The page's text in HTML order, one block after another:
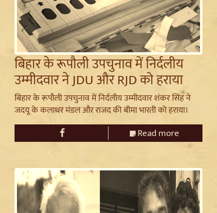
बिहार के रूपौली उपचुनाव में निर्दलीय
उम्मीदवार ने JDU और RJD को हराया
बिहार के रूपौली उपचुनाव में निर्दलीय उम्मीदवार शंकर सिंह ने
जदयू के कलाधर मंडल और राजद की बीमा भारती को हराया।
Read more